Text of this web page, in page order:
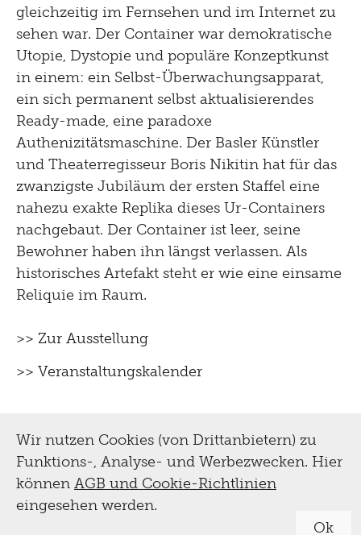
gleichzeitig im Fernsehen und im Internet zu
sehen war. Der Container war demokratische
Utopie, Dystopie und populäre Konzeptkunst
in einem: ein Selbst-Überwachungsapparat,
ein sich permanent selbst aktualisierendes
Ready-made, eine paradoxe
Authenizitätsmaschine. Der Basler Künstler
und Theaterregisseur Boris Nikitin hat für das
zwanzigste Jubiläum der ersten Staffel eine
nahezu exakte Replika dieses Ur-Containers
nachgebaut. Der Container ist leer, seine
Bewohner haben ihn längst verlassen. Als
historisches Artefakt steht er wie eine einsame
Reliquie im Raum.
>> Zur Ausstellung
>> Veranstaltungskalender
Wir nutzen Cookies (von Drittanbietern) zu
Funktions-, Analyse- und Werbezwecken. Hier
können AGB und Cookie-Richtlinien
eingesehen werden.
Ok